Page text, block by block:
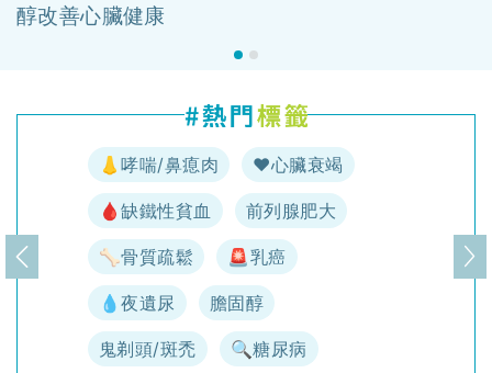
醇改善心臟健康
👃哮喘/鼻瘜肉 ♥️心臟衰竭
🩸缺鐵性貧血 前列腺肥大
🦴骨質疏鬆 🚨乳癌
💧夜遺尿 膽固醇
鬼剃頭/斑禿 🔍糖尿病
上一頁 下